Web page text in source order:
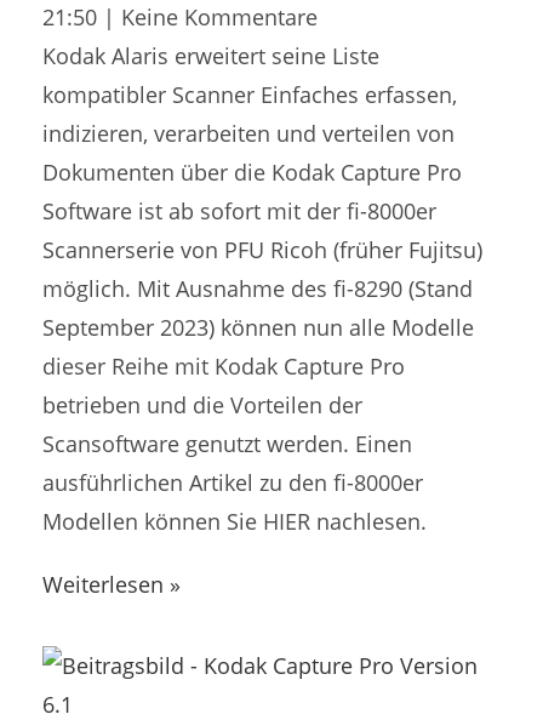
21:50
Keine Kommentare
Kodak Alaris erweitert seine Liste
kompatibler Scanner Einfaches erfassen,
indizieren, verarbeiten und verteilen von
Dokumenten über die Kodak Capture Pro
Software ist ab sofort mit der fi-8000er
Scannerserie von PFU Ricoh (früher Fujitsu)
möglich. Mit Ausnahme des fi-8290 (Stand
September 2023) können nun alle Modelle
dieser Reihe mit Kodak Capture Pro
betrieben und die Vorteilen der
Scansoftware genutzt werden. Einen
ausführlichen Artikel zu den fi-8000er
Modellen können Sie HIER nachlesen.
Weiterlesen »